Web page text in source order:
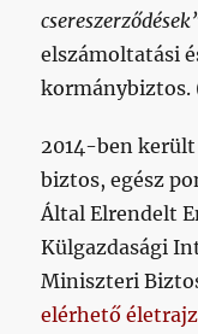
elszámoltatási
kormánybiztos.
2014-ben
biztos, egész
Által Elrendelt
Külgazdasági
Miniszteri
elérhető